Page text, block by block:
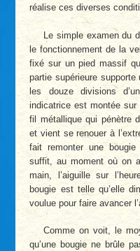
réalise ces diverses
Le simple examen du
le fonctionnement de la
fixé sur un pied massif
partie supérieure
les douze divisions
indicatrice est montée sur
fil métallique qui pénètre
et vient se renouer à
fait remonter une
suffit, au moment où on
main, l’aiguille sur
bougie est telle qu’elle
voulue pour faire avancer
Comme on voit, le
qu’une bougie ne brûle